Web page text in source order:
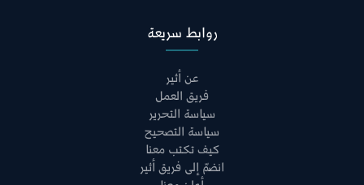
روابط سريعة
عن أثير
فريق العمل
سياسة التحرير
سياسة التصحيح
كيف تكتب معنا
انضمّ إلى فريق أثير